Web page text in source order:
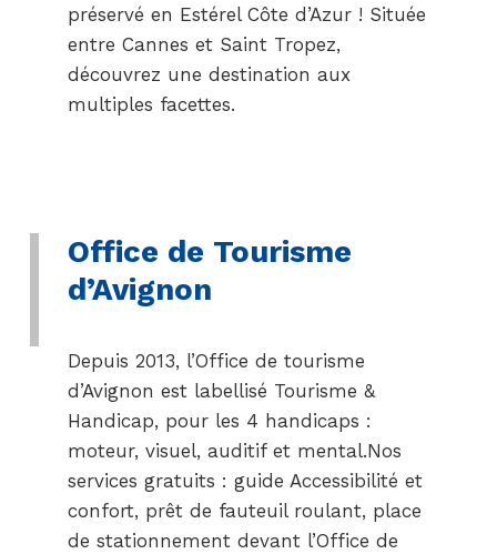
préservé en Estérel Côte d’Azur ! Située
entre Cannes et Saint Tropez,
découvrez une destination aux
multiples facettes.
Office de Tourisme
d’Avignon
Depuis 2013, l’Office de tourisme
d’Avignon est labellisé Tourisme &
Handicap, pour les 4 handicaps :
moteur, visuel, auditif et mental.Nos
services gratuits : guide Accessibilité et
confort, prêt de fauteuil roulant, place
de stationnement devant l’Office de